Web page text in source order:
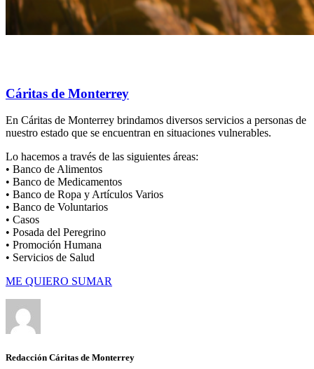
Cáritas de Monterrey
En Cáritas de Monterrey brindamos diversos servicios a personas de
nuestro estado que se encuentran en situaciones vulnerables.
Lo hacemos a través de las siguientes áreas:
• Banco de Alimentos
• Banco de Medicamentos
• Banco de Ropa y Artículos Varios
• Banco de Voluntarios
• Casos
• Posada del Peregrino
• Promoción Humana
• Servicios de Salud
ME QUIERO SUMAR
Redacción Cáritas de Monterrey